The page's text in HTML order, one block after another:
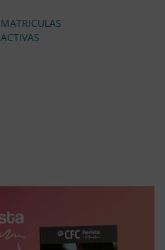
MATRICULAS
ACTIVAS